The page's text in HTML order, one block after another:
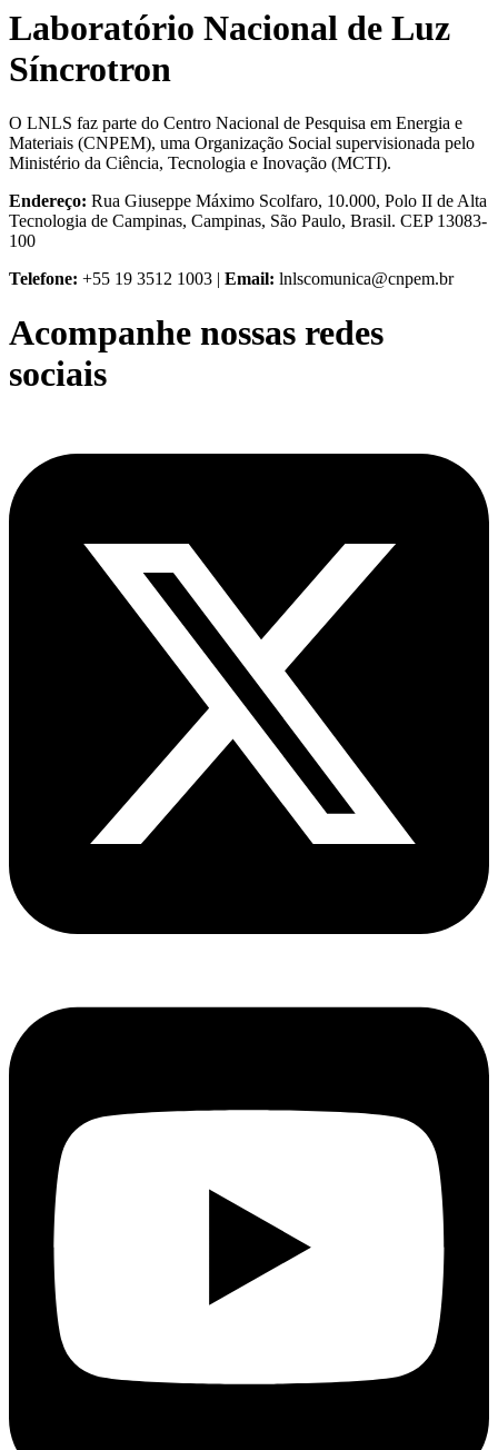
Laboratório Nacional de Luz
Síncrotron
O LNLS faz parte do Centro Nacional de Pesquisa em Energia e
Materiais (CNPEM), uma Organização Social supervisionada pelo
Ministério da Ciência, Tecnologia e Inovação (MCTI).
Endereço: Rua Giuseppe Máximo Scolfaro, 10.000, Polo II de Alta
Tecnologia de Campinas, Campinas, São Paulo, Brasil. CEP 13083-
100
Telefone: +55 19 3512 1003 | Email: lnlscomunica@cnpem.br
Acompanhe nossas redes
sociais